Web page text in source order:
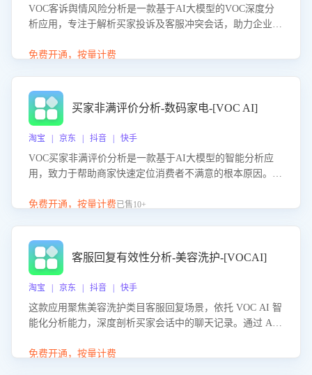
VOC客诉舆情风险分析是一款基于AI大模型的VOC深度分
析应用，专注于解析买家投诉及客服冲突会话，助力企业精
别客户情绪、归因争议根源，并客观评估客服应对合理性与
能力，阻断差评扩散，维护品牌声誉，实现客户满意度的持
续提升。
免费开通，按量计费
买家非满评价分析-数码家电-[VOC AI]
淘宝 | 京东 | 抖音 | 快手
VOC买家非满评价分析是一款基于AI大模型的智能分析应
用，致力于帮助商家快速定位消费者不满意的根本原因。该
客服原因或其它部门原因，明确责任归属，提供可落地的改
改，有效提升客户满意度和店铺整体服务质量。
免费开通，按量计费已售10+
客服回复有效性分析-美容洗护-[VOCAI]
淘宝 | 京东 | 抖音 | 快手
这款应用聚焦美容洗护类目客服回复场景，依托 VOC AI 智
能化分析能力，深度剖析买家会话中的聊天记录。通过 AI
答的有效性与完整性，输出针对性改进策略，助力商家快速
免费开通，按量计费